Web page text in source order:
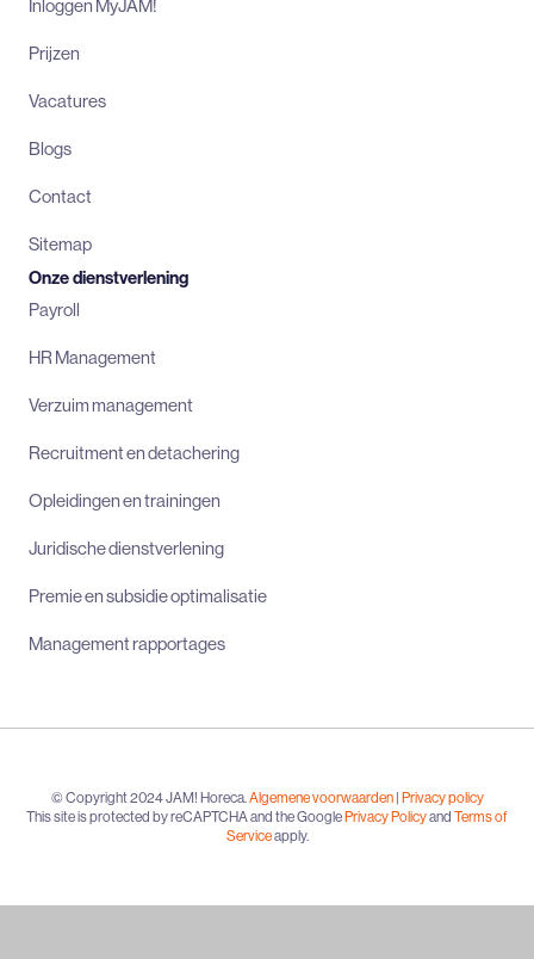
Inloggen MyJAM!
Prijzen
Vacatures
Blogs
Contact
Sitemap
Onze dienstverlening
Payroll
HR Management
Verzuim management
Recruitment en detachering
Opleidingen en trainingen
Juridische dienstverlening
Premie en subsidie optimalisatie
Management rapportages
© Copyright 2024 JAM! Horeca. Algemene voorwaarden| Privacy policy
This site is protected by reCAPTCHA and the GooglePrivacy Policyand Terms of
Serviceapply.